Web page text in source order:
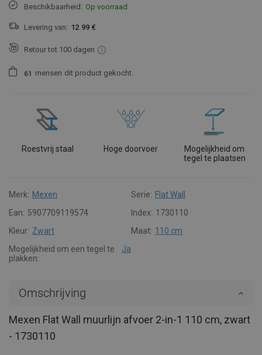
Beschikbaarheid: Op voorraad
Levering van: 12.99 €
Retour tot 100 dagen
61 mensen dit product gekocht.
Roestvrij staal Hoge doorvoer
Mogelijkheid om
tegel te plaatsen
Merk: Mexen Serie: Flat Wall
Ean: 5907709119574 Index: 1730110
Kleur: Zwart Maat: 110 cm
Mogelijkheid om een tegel te
plakken:
Ja
Omschrijving
Mexen Flat Wall muurlijn afvoer 2-in-1 110 cm, zwart
- 1730110